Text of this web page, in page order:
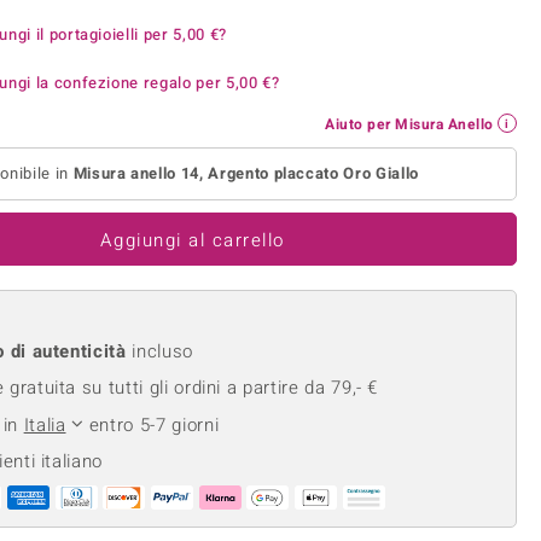
Anelli in Misura 29
Creation Novità
Tormalina
il portagioielli per 5,00 €?
la confezione regalo per 5,00 €?
Aiuto per Misura Anello
in Misura anello 14, Argento placcato Oro Giallo
Aggiungi al carrello
di autenticità incluso
gratuita su tutti gli ordini a partire da 79,- €
Italia
entro 5-7 giorni
italiano